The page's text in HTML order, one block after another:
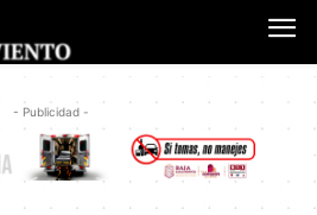
- Publicidad -